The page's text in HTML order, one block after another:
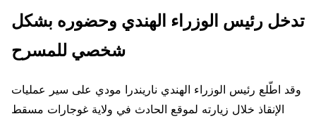
تدخل رئيس الوزراء الهندي وحضوره بشكل
شخصي للمسرح
وقد اطّلع رئيس الوزراء الهندي ناريندرا مودي على سير عمليات
الإنقاذ خلال زيارته لموقع الحادث في ولاية غوجارات مسقط